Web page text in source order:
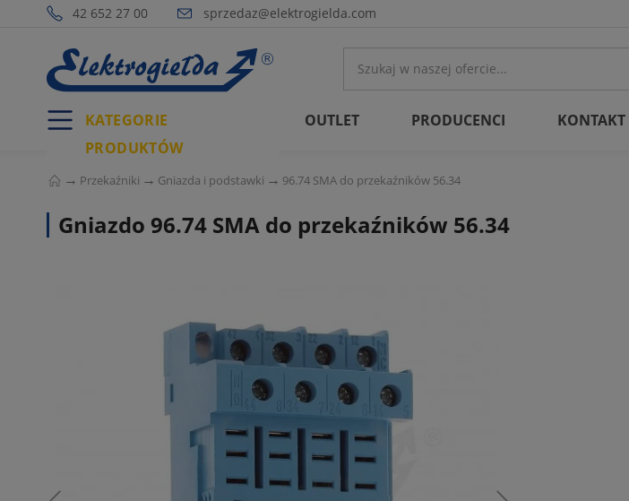
42 652 27 00 sprzedaz@elektrogielda.com
KATEGORIE
PRODUKTÓW
OUTLET PRODUCENCI KONTAKT
Przekaźniki Gniazda i podstawki 96.74 SMA do przekaźników 56.34
Gniazdo 96.74 SMA do przekaźników 56.34